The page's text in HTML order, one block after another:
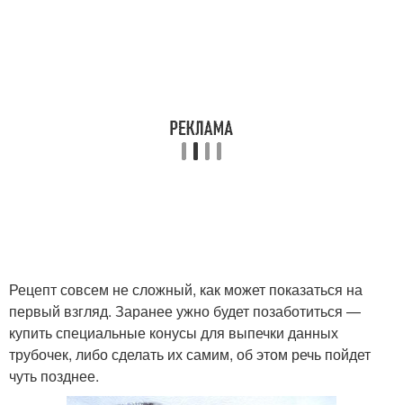
Рецепт совсем не сложный, как может показаться на
первый взгляд. Заранее ужно будет позаботиться —
купить специальные конусы для выпечки данных
трубочек, либо сделать их самим, об этом речь пойдет
чуть позднее.